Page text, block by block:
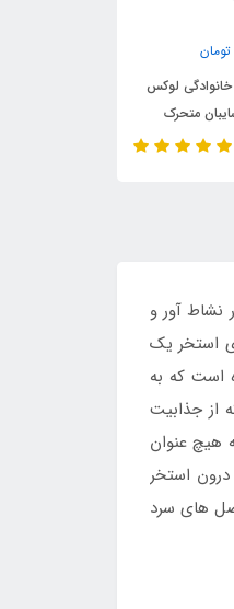
بادی مستطیلی
اینتکس با نشیمنگاه
بسیار نشاط آور و
استخر یک
است که به
از جذابیت
هیچ عنوان
شده است. ارتفاع درون استخر
های سرد